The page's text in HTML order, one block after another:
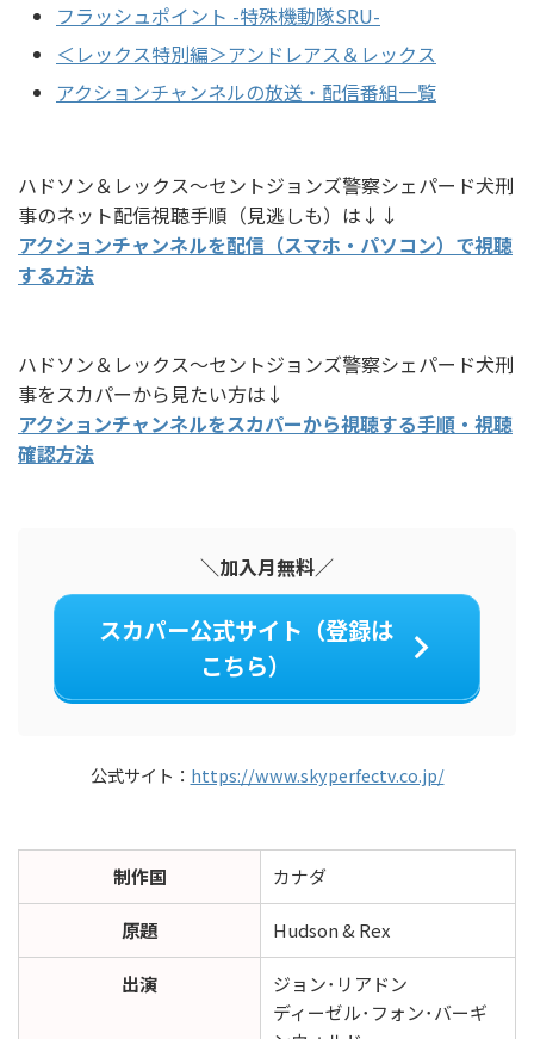
フラッシュポイント -特殊機動隊SRU-
＜レックス特別編＞アンドレアス＆レックス
アクションチャンネルの放送・配信番組一覧
ハドソン＆レックス～セントジョンズ警察シェパード犬刑
事のネット配信視聴手順（見逃しも）は↓↓
アクションチャンネルを配信（スマホ・パソコン）で視聴
する方法
ハドソン＆レックス～セントジョンズ警察シェパード犬刑
事をスカパーから見たい方は↓
アクションチャンネルをスカパーから視聴する手順・視聴
確認方法
＼加入月無料／
スカパー公式サイト（登録は
こちら）
公式サイト： https://www.skyperfectv.co.jp/
制作国 カナダ
原題 Hudson & Rex
出演
ジョン･リアドン
ディーゼル･フォン･バーギ